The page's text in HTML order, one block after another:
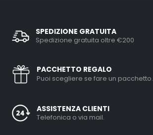
SPEDIZIONE GRATUITA
Spedizione gratuita oltre €200
PACCHETTO REGALO
Puoi scegliere se fare un pacchetto.
ASSISTENZA CLIENTI
Telefonica o via mail.